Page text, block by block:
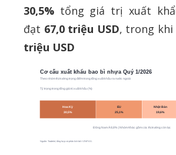
30,5% tổng giá trị xuất
đạt 67,0 triệu USD, trong
triệu USD